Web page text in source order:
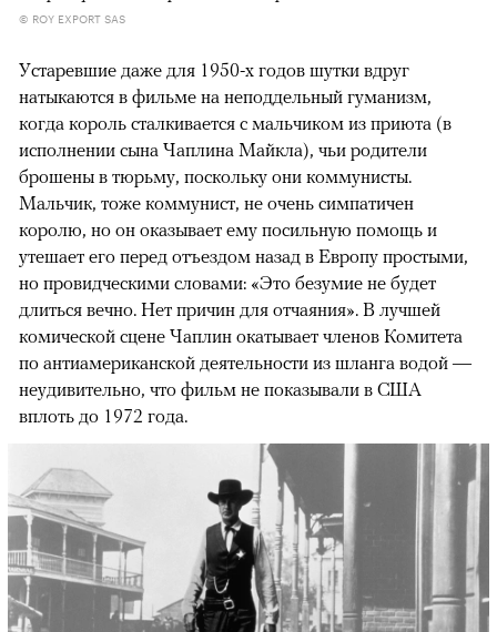
© ROY EXPORT SAS
Устаревшие даже для 1950-х годов шутки вдруг
натыкаются в фильме на неподдельный гуманизм,
когда король сталкивается с мальчиком из приюта (в
исполнении сына Чаплина Майкла), чьи родители
брошены в тюрьму, поскольку они коммунисты.
Мальчик, тоже коммунист, не очень симпатичен
королю, но он оказывает ему посильную помощь и
утешает его перед отъездом назад в Европу простыми,
но провидческими словами: «Это безумие не будет
длиться вечно. Нет причин для отчаяния». В лучшей
комической сцене Чаплин окатывает членов Комитета
по антиамериканской деятельности из шланга водой —
неудивительно, что фильм не показывали в США
вплоть до 1972 года.